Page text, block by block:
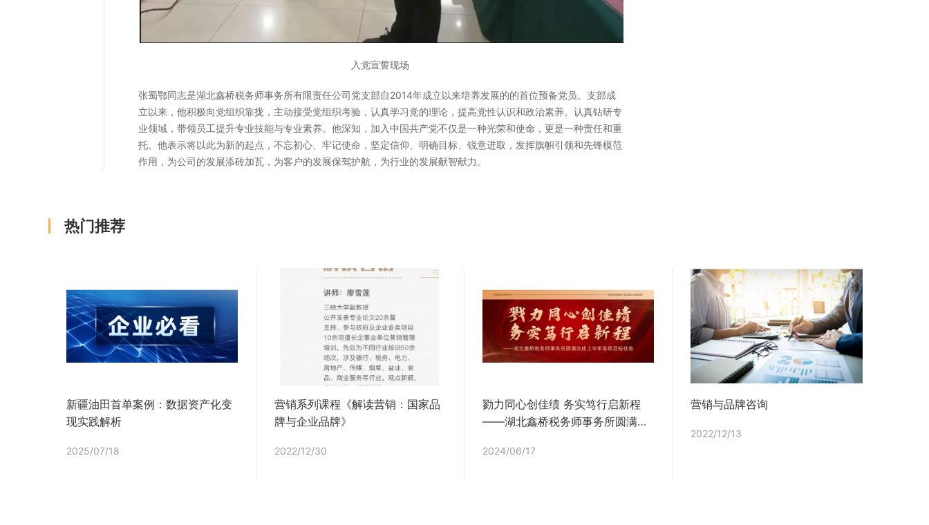
入党宣誓现场
张蜀鄂同志是湖北鑫桥税务师事务所有限责任公司党支部自2014年成立以来培养发展的的首位预备党员。支部成
立以来，他积极向党组织靠拢，主动接受党组织考验，认真学习党的理论，提高党性认识和政治素养。认真钻研专
业领域，带领员工提升专业技能与专业素养。他深知，加入中国共产党不仅是一种光荣和使命，更是一种责任和重
托。他表示将以此为新的起点，不忘初心、牢记使命，坚定信仰、明确目标、锐意进取，发挥旗帜引领和先锋模范
作用，为公司的发展添砖加瓦，为客户的发展保驾护航，为行业的发展献智献力。
热门推荐
新疆油田首单案例：数据资产化变
现实践解析
2025/07/18
营销系列课程《解读营销：国家品
牌与企业品牌》
2022/12/30
勠力同心创佳绩 务实笃行启新程
——湖北鑫桥税务师事务所圆满完
2024/06/17
营销与品牌咨询
2022/12/13